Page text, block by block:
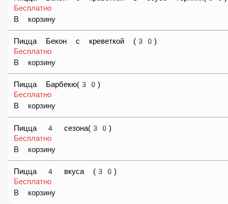
Пицца Верона(30)
Бесплатно
В корзину
Пицца Бургер (30)
Бесплатно
В корзину
Пицца Бекон с креветкой в соусе терияки(30)
Бесплатно
Пицца Бекон с креветкой (30)
Бесплатно
В корзину
Пицца Барбекю(30)